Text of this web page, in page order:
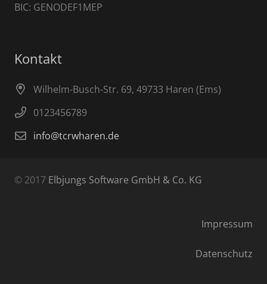
BIC: GENODEF1MEP
Kontakt
Wilhelm-Busch-Str. 69, 49733 Haren (Ems)
0123456789
info@tcrwharen.de
© 2017 Elbjungs Software GmbH & Co. KG
Impressum
Datenschutz